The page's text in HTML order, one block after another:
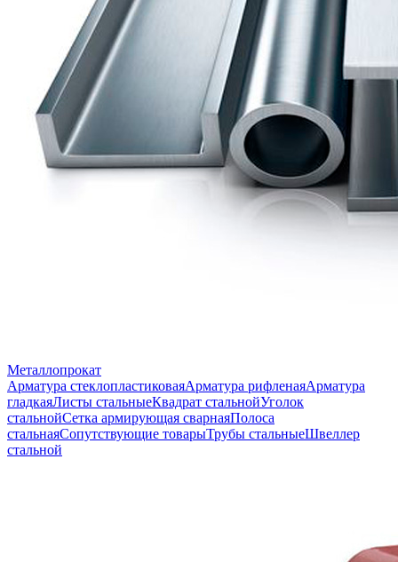
Металлопрокат
Арматура стеклопластиковаяАрматура рифленаяАрматура
гладкаяЛисты стальныеКвадрат стальнойУголок
стальнойСетка армирующая сварнаяПолоса
стальнаяСопутствующие товарыТрубы стальныеШвеллер
стальной